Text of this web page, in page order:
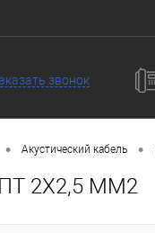
звонок
• Акустический кабель •
ПТ 2Х2,5 ММ2